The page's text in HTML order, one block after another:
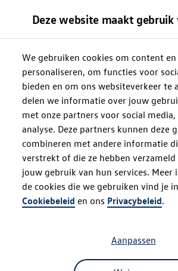
Deze website maakt gebruik
We gebruiken cookies om content
personaliseren, om functies voor
bieden en om ons websiteverkeer te
delen we informatie over jouw
met onze partners voor social
analyse. Deze partners kunnen deze
combineren met andere informatie
verstrekt of die ze hebben verzameld
jouw gebruik van hun services.
de cookies die we gebruiken vind je
Cookiebeleid en ons Privacybeleid.
Aanpassen
Oops!
Something went wrong. Please
refreshing the app